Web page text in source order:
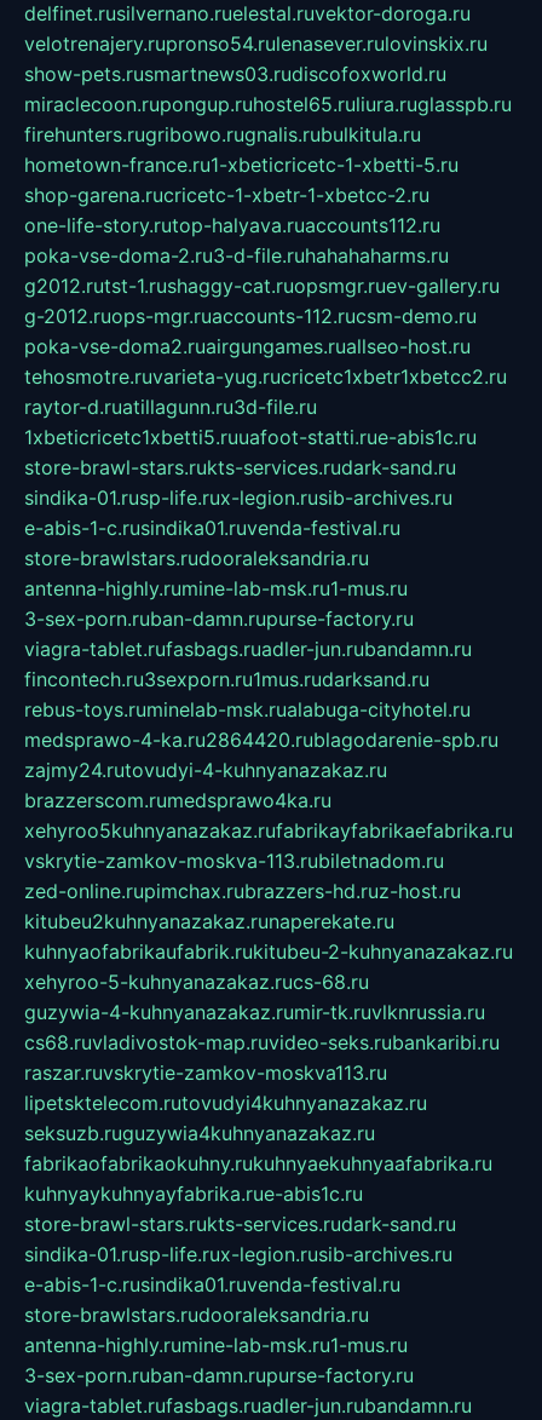
delfinet.rusilvernano.ruelestal.ruvektor-doroga.ru
velotrenajery.rupronso54.rulenasever.rulovinskix.ru
show-pets.rusmartnews03.rudiscofoxworld.ru
miraclecoon.rupongup.ruhostel65.ruliura.ruglasspb.ru
firehunters.rugribowo.rugnalis.rubulkitula.ru
hometown-france.ru1-xbeticricetc-1-xbetti-5.ru
shop-garena.rucricetc-1-xbetr-1-xbetcc-2.ru
one-life-story.rutop-halyava.ruaccounts112.ru
poka-vse-doma-2.ru3-d-file.ruhahahaharms.ru
g2012.rutst-1.rushaggy-cat.ruopsmgr.ruev-gallery.ru
g-2012.ruops-mgr.ruaccounts-112.rucsm-demo.ru
poka-vse-doma2.ruairgungames.ruallseo-host.ru
tehosmotre.ruvarieta-yug.rucricetc1xbetr1xbetcc2.ru
raytor-d.ruatillagunn.ru3d-file.ru
1xbeticricetc1xbetti5.ruuafoot-statti.rue-abis1c.ru
store-brawl-stars.rukts-services.rudark-sand.ru
sindika-01.rusp-life.rux-legion.rusib-archives.ru
e-abis-1-c.rusindika01.ruvenda-festival.ru
store-brawlstars.rudooraleksandria.ru
antenna-highly.rumine-lab-msk.ru1-mus.ru
3-sex-porn.ruban-damn.rupurse-factory.ru
viagra-tablet.rufasbags.ruadler-jun.rubandamn.ru
fincontech.ru3sexporn.ru1mus.rudarksand.ru
rebus-toys.ruminelab-msk.rualabuga-cityhotel.ru
medsprawo-4-ka.ru2864420.rublagodarenie-spb.ru
zajmy24.rutovudyi-4-kuhnyanazakaz.ru
brazzerscom.rumedsprawo4ka.ru
xehyroo5kuhnyanazakaz.rufabrikayfabrikaefabrika.ru
vskrytie-zamkov-moskva-113.rubiletnadom.ru
zed-online.rupimchax.rubrazzers-hd.ruz-host.ru
kitubeu2kuhnyanazakaz.runaperekate.ru
kuhnyaofabrikaufabrik.rukitubeu-2-kuhnyanazakaz.ru
xehyroo-5-kuhnyanazakaz.rucs-68.ru
guzywia-4-kuhnyanazakaz.rumir-tk.ruvlknrussia.ru
cs68.ruvladivostok-map.ruvideo-seks.rubankaribi.ru
raszar.ruvskrytie-zamkov-moskva113.ru
lipetsktelecom.rutovudyi4kuhnyanazakaz.ru
seksuzb.ruguzywia4kuhnyanazakaz.ru
fabrikaofabrikaokuhny.rukuhnyaekuhnyaafabrika.ru
kuhnyaykuhnyayfabrika.rue-abis1c.ru
store-brawl-stars.rukts-services.rudark-sand.ru
sindika-01.rusp-life.rux-legion.rusib-archives.ru
e-abis-1-c.rusindika01.ruvenda-festival.ru
store-brawlstars.rudooraleksandria.ru
antenna-highly.rumine-lab-msk.ru1-mus.ru
3-sex-porn.ruban-damn.rupurse-factory.ru
viagra-tablet.rufasbags.ruadler-jun.rubandamn.ru